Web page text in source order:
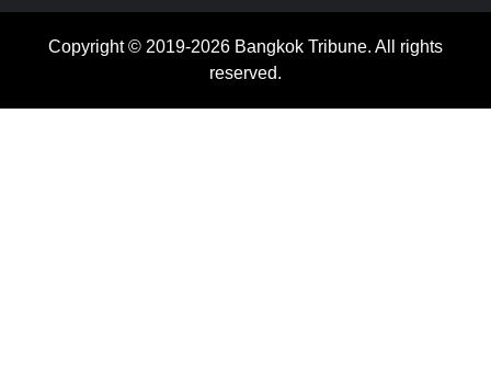
Copyright © 2019-2026 Bangkok Tribune. All rights
reserved.